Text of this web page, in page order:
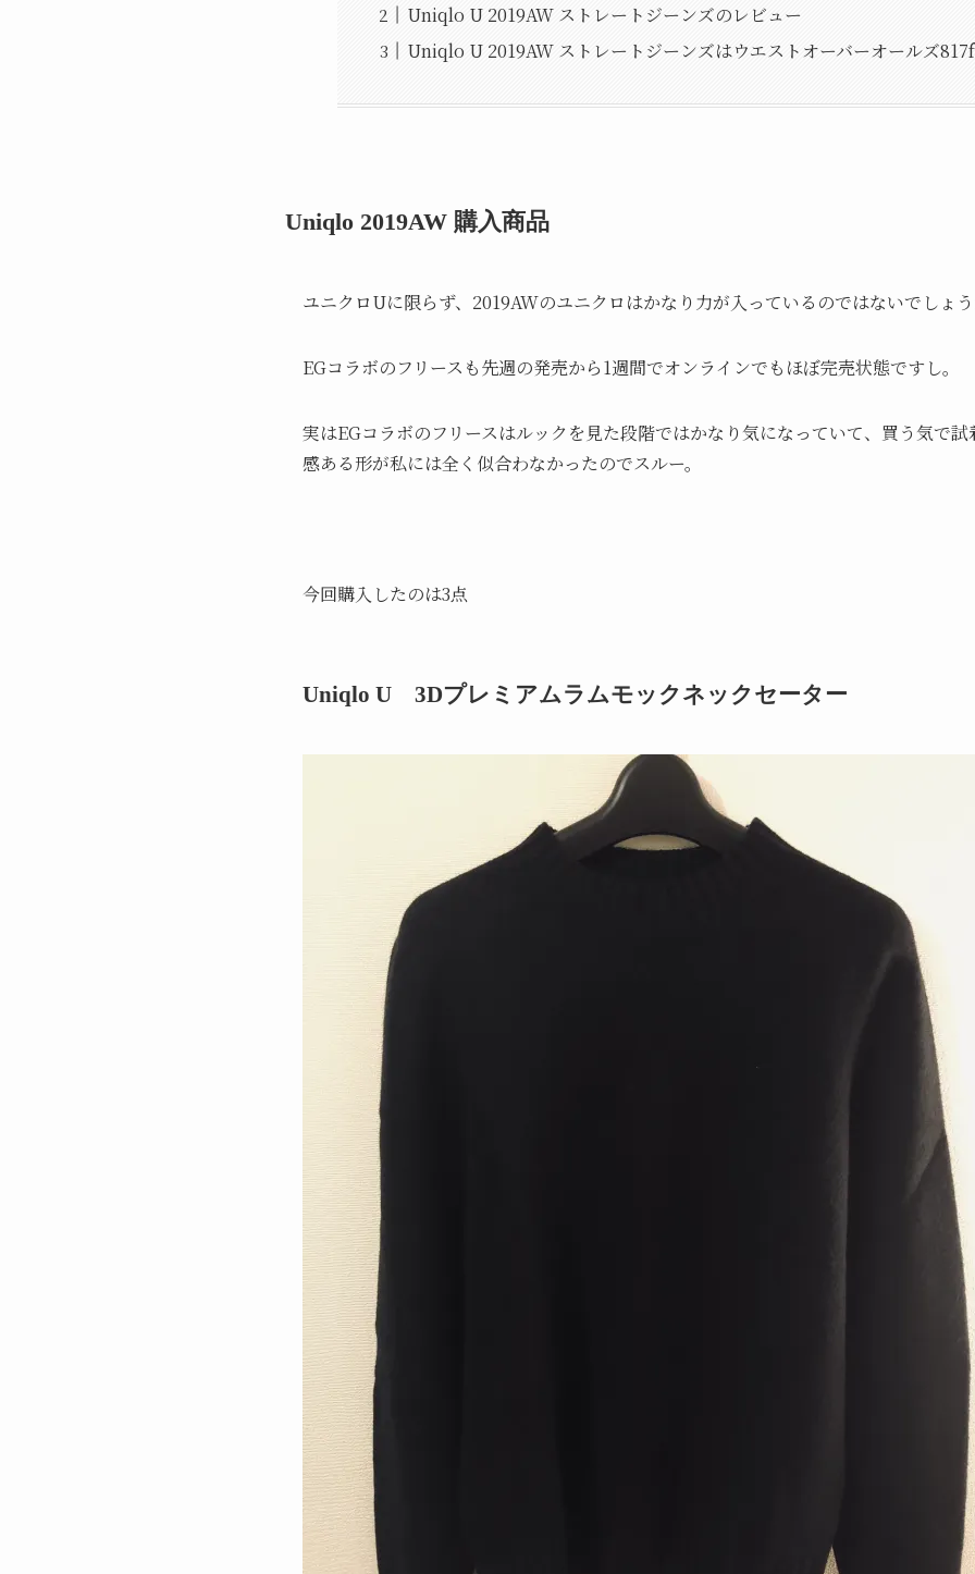
Uniqlo U 2019AW ストレートジーンズのレビュー
Uniqlo U 2019AW ストレートジーンズはウエストオーバーオールズ
Uniqlo 2019AW 購入商品
ユニクロUに限らず、2019AWのユニクロはかなり力が入っているのではないでしょう
EGコラボのフリースも先週の発売から1週間でオンラインでもほぼ完売状態ですし。
実はEGコラボのフリースはルックを見た段階ではかなり気になっていて、買う気で
感ある形が私には全く似合わなかったのでスルー。
今回購入したのは3点
Uniqlo U 3Dプレミアムラムモックネックセーター